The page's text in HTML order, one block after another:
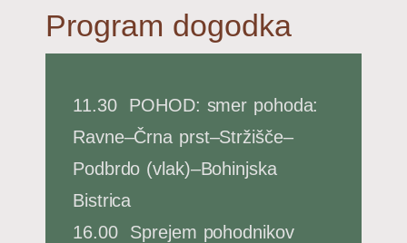
Program dogodka
11.30 POHOD: smer pohoda:
Ravne–Črna prst–Stržišče–
Podbrdo (vlak)–Bohinjska
Bistrica
16.00 Sprejem pohodnikov